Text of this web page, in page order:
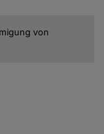
von